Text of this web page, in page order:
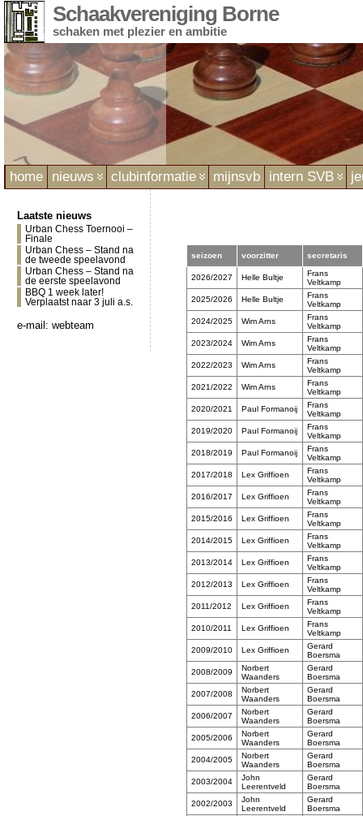
Schaakvereniging Borne
schaken met plezier en ambitie
home nieuws clubinformatie mijnsvb intern SVB
Laatste nieuws
Urban Chess Toernooi –
Finale
Urban Chess – Stand na
de tweede speelavond
Urban Chess – Stand na
de eerste speelavond
BBQ 1 week later!
Verplaatst naar 3 juli a.s.
e-mail: webteam
seizoen voorzitter secretaris
2026/2027 Helle Bultje
Frans
Veltkamp
2025/2026
Helle Bultje
Frans
Veltkamp
2024/2025
Wim Arns
Frans
Veltkamp
2023/2024
Wim Arns
Frans
Veltkamp
2022/2023
Wim Arns
Frans
Veltkamp
2021/2022
Wim Arns
Frans
Veltkamp
2020/2021
Paul Formanoij
Frans
Veltkamp
2019/2020
Paul Formanoij
Frans
Veltkamp
2018/2019
Paul Formanoij
Frans
Veltkamp
2017/2018
Lex Griffioen
Frans
Veltkamp
2016/2017
Lex Griffioen
Frans
Veltkamp
2015/2016
Lex Griffioen
Frans
Veltkamp
2014/2015
Lex Griffioen
Frans
Veltkamp
2013/2014
Lex Griffioen
Frans
Veltkamp
2012/2013
Lex Griffioen
Frans
Veltkamp
2011/2012
Lex Griffioen
Frans
Veltkamp
2010/2011
Lex Griffioen
Frans
Veltkamp
2009/2010
Lex Griffioen
Gerard
Boersma
2008/2009
Norbert
Waanders
Gerard
Boersma
2007/2008
Norbert
Waanders
Gerard
Boersma
2006/2007
Norbert
Waanders
Gerard
Boersma
2005/2006
Norbert
Waanders
Gerard
Boersma
2004/2005
Norbert
Waanders
Gerard
Boersma
2003/2004
John
Leerentveld
Gerard
Boersma
2002/2003
John
Leerentveld
Gerard
Boersma